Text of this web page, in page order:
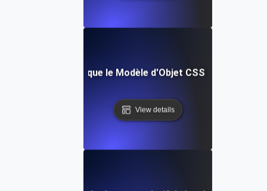
Qu'est-ce que le Modèle d'Objet CSS (CSSOM)?
View details